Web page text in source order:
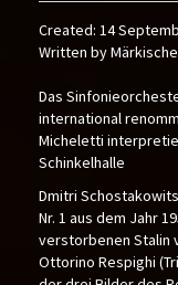
Created: 14
Written by
Das
international
Micheletti
Schinkelhalle
Dmitri
Nr. 1 aus dem Jahr
verstorbenen Stalin
Ottorino Respighi